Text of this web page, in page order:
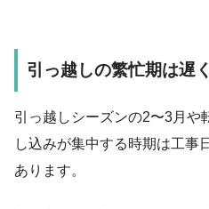
引っ越しの繁忙期は遅
引っ越しシーズンの2〜3月や
し込みが集中する時期は工事
あります。